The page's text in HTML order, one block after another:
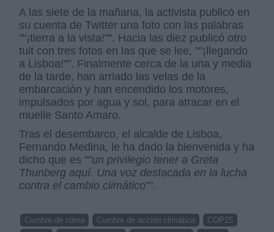
A las siete de la mañana, la activista publicó en
su cuenta de Twitter una foto con las palabras
""¡tierra a la vista!"". Hacia las diez publicó otro
tuit con tres fotos en las que se lee, ""¡llegando
a Lisboa!"". Finalmente cerca de la una y media
de la tarde, han arriado las velas de la
embarcación y han encendido los motores,
impulsados por agua y sol, para atracar en el
muelle Santo Amaro.
Tras el desembarco, el alcalde de Lisboa,
Fernando Medina, le ha dado la bienvenida y ha
dicho que es ""un privilegio tener a Greta
Thunberg aquí. Una voz destacada en la lucha
contra el cambio climático"".
Cumbre de clima Cumbre de acción climática
COP25